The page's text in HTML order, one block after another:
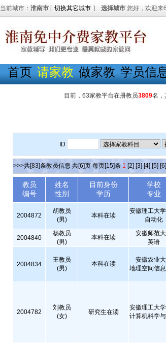
当前城市： 淮南市 [ 切换其它城市 ] 选择城市 您好，欢迎来
首页 请家教 做家教 学员信
目前，63家教平台在册教员3809名，
ID
>>>共[83]条教员信息 共[6]页 每页[15]条 1 [2] [3] [4] [5] [6]
教员
编号
姓名
性别
目前身份
学历
学校
专业
2004872
胡教员
(男)
本科在读
安徽理工大
自动化
2004840
杨教员
(男)
本科在读
安徽师范
英语
2004834
王教员
(男)
本科在读
安徽农业
地理空间信
2004782
刘教员
(女)
研究生在读
安徽理工大
计算机科学